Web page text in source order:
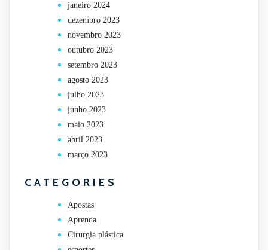
janeiro 2024
dezembro 2023
novembro 2023
outubro 2023
setembro 2023
agosto 2023
julho 2023
junho 2023
maio 2023
abril 2023
março 2023
CATEGORIES
Apostas
Aprenda
Cirurgia plástica